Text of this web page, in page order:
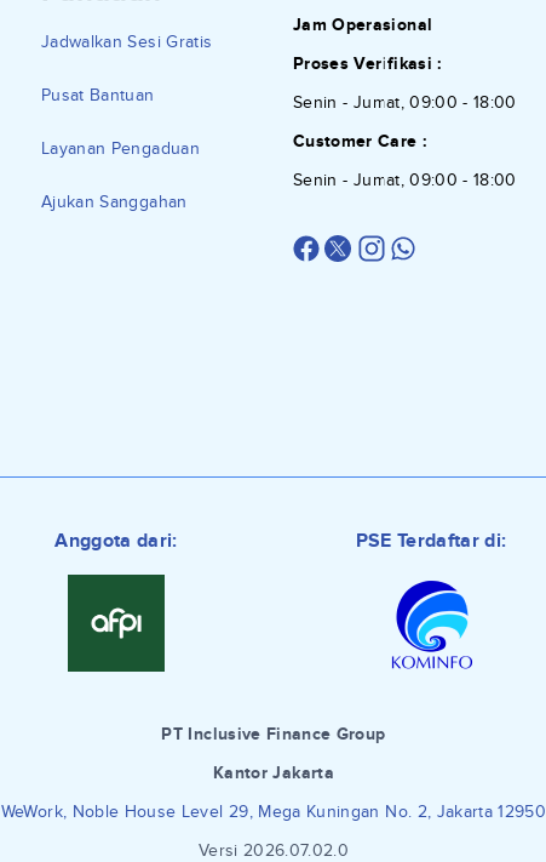
Jadwalkan Sesi Gratis
Pusat Bantuan
Layanan Pengaduan
Ajukan Sanggahan
Jam Operasional
Proses Verifikasi :
Senin - Jumat, 09:00 - 18:00
Customer Care :
Senin - Jumat, 09:00 - 18:00
Anggota dari: PSE Terdaftar di:
PT Inclusive Finance Group
Kantor Jakarta
WeWork, Noble House Level 29, Mega Kuningan No. 2, Jakarta 12950
Versi 2026.07.02.0